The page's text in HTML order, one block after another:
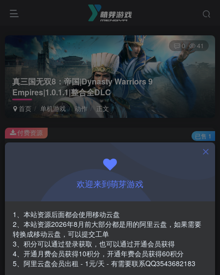
真三国无双8：帝国|Dynasty Warriors 9
Empires|1.0.1.1|整合全DLC
首页 单机游戏 动作 正文
0 41
此内容为付费资源，请付费后查看
￥1
免费
登录购买
安装包大小
游戏本体大小
40.94 GB
付费资源 已售 1
欢迎来到萌芽游戏
1、本站资源后面都会使用移动云盘
2、本站资源2026年8月前大部分都是用的阿里云盘，如果需要
转换成移动云盘，可以提交工单
3、积分可以通过登录获取，也可以通过开通会员获得
4、开通月费会员获得10积分，开通年费会员获得60积分
5、阿里云盘会员出租 - 1元/天 - 有需要联系QQ3543682183